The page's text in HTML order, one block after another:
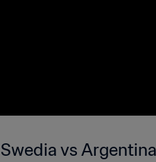
Swedia vs